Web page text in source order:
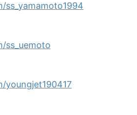
ss_uemoto